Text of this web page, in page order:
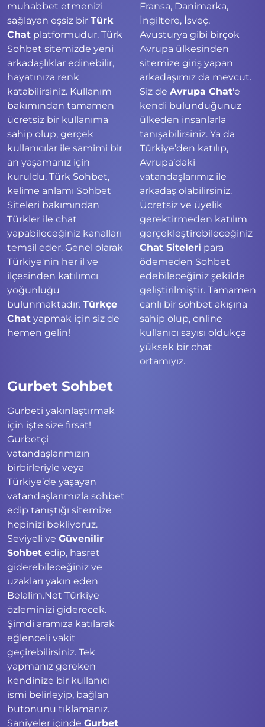
muhabbet etmenizi
sağlayan eşsiz bir Türk
Chat platformudur. Türk
Sohbet sitemizde yeni
arkadaşlıklar edinebilir,
hayatınıza renk
katabilirsiniz. Kullanım
bakımından tamamen
ücretsiz bir kullanıma
sahip olup, gerçek
kullanıcılar ile samimi bir
an yaşamanız için
kuruldu. Türk Sohbet,
kelime anlamı Sohbet
Siteleri bakımından
Türkler ile chat
yapabileceğiniz kanalları
temsil eder. Genel olarak
Türkiye'nin her il ve
ilçesinden katılımcı
yoğunluğu
bulunmaktadır. Türkçe
Chat yapmak için siz de
hemen gelin!
Fransa, Danimarka,
İngiltere, İsveç,
Avusturya gibi birçok
Avrupa ülkesinden
sitemize giriş yapan
arkadaşımız da mevcut.
Siz de Avrupa Chat'e
kendi bulunduğunuz
ülkeden insanlarla
tanışabilirsiniz. Ya da
Türkiye’den katılıp,
Avrupa’daki
vatandaşlarımız ile
arkadaş olabilirsiniz.
Ücretsiz ve üyelik
gerektirmeden katılım
gerçekleştirebileceğiniz
Chat Siteleri para
ödemeden Sohbet
edebileceğiniz şekilde
geliştirilmiştir. Tamamen
canlı bir sohbet akışına
sahip olup, online
kullanıcı sayısı oldukça
yüksek bir chat
ortamıyız.
Gurbet Sohbet
Gurbeti yakınlaştırmak
için işte size fırsat!
Gurbetçi
vatandaşlarımızın
birbirleriyle veya
Türkiye’de yaşayan
vatandaşlarımızla sohbet
edip tanıştığı sitemize
hepinizi bekliyoruz.
Seviyeli ve Güvenilir
Sohbet edip, hasret
giderebileceğiniz ve
uzakları yakın eden
Belalim.Net Türkiye
özleminizi giderecek.
Şimdi aramıza katılarak
eğlenceli vakit
geçirebilirsiniz. Tek
yapmanız gereken
kendinize bir kullanıcı
ismi belirleyip, bağlan
butonunu tıklamanız.
Saniyeler içinde Gurbet